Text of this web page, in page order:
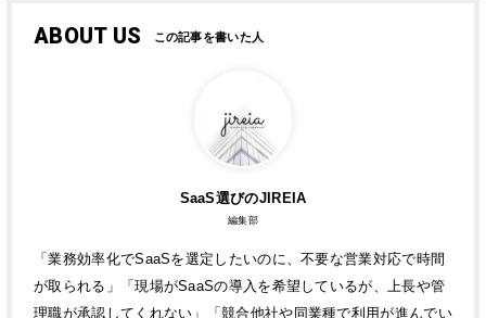
ABOUT US
SaaS選びのJIREIA
編集部
「業務効率化でSaaSを選定したいのに、不要な営業対応で時間
が取られる」「現場がSaaSの導入を希望しているが、上長や管
理職が承認してくれない」「競合他社や同業種で利用が進んでい